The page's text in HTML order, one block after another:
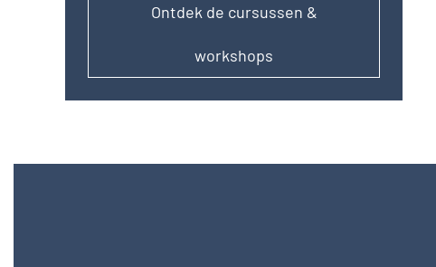
Ontdek de cursussen &
workshops